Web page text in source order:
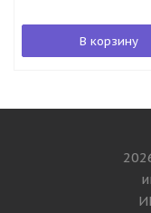
В корзину